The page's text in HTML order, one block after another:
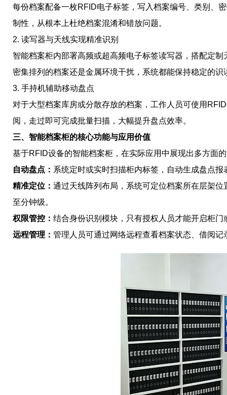
每份档案配备一枚RFID电子标签，写入档案编号、类别、
制性，从根本上杜绝档案混淆和错放问题。
2. 读写器与天线实现精准识别
智能档案柜内部署高频或超高频电子标签读写器，搭配定
密集排列的档案还是金属环境干扰，系统都能保持稳定的识
3. 手持机辅助移动盘点
对于大型档案库房或分散存放的档案，工作人员可使用
阅，走过即可完成批量扫描，大幅提升盘点效率。
三、智能档案柜的核心功能与应用价值
基于RFID设备的智能档案柜，在实际应用中展现出多方面
自动盘点： 系统定时或实时扫描柜内标签，自动生成盘点
精准定位： 通过天线阵列布局，系统可定位档案所在层架
至分钟级。
权限管控： 结合身份识别模块，只有授权人员才能开启柜
远程管理： 管理人员可通过网络远程查看档案状态、借阅